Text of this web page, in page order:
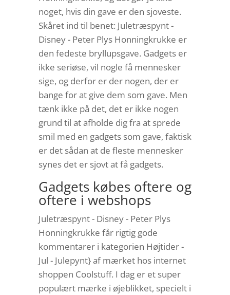
noget, hvis din gave er den sjoveste.
Skåret ind til benet: Juletræspynt -
Disney - Peter Plys Honningkrukke er
den fedeste bryllupsgave. Gadgets er
ikke seriøse, vil nogle få mennesker
sige, og derfor er der nogen, der er
bange for at give dem som gave. Men
tænk ikke på det, det er ikke nogen
grund til at afholde dig fra at sprede
smil med en gadgets som gave, faktisk
er det sådan at de fleste mennesker
synes det er sjovt at få gadgets.
Gadgets købes oftere og
oftere i webshops
Juletræspynt - Disney - Peter Plys
Honningkrukke får rigtig gode
kommentarer i kategorien Højtider -
Jul - Julepynt} af mærket hos internet
shoppen Coolstuff. I dag er et super
populært mærke i øjeblikket, specielt i